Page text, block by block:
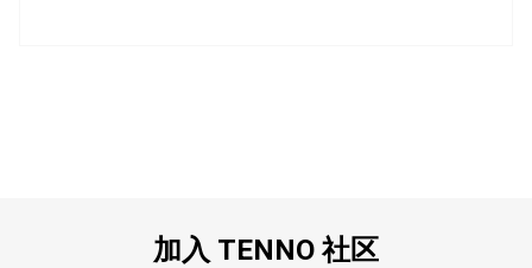
加入 TENNO 社区